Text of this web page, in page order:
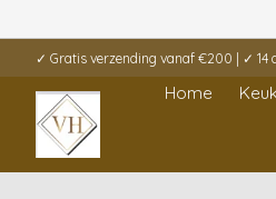
✓ Gratis verzending vanaf €200 | ✓ 14
Home